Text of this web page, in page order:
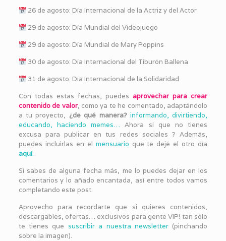
26 de agosto: Día Internacional de la Actriz y del Actor
29 de agosto: Día Mundial del Videojuego
29 de agosto: Día Mundial de Mary Poppins
30 de agosto: Día Internacional del Tiburón Ballena
31 de agosto: Día Internacional de la Solidaridad
Con todas estas fechas, puedes aprovechar para crear
contenido de valor, como ya te he comentado, adaptándolo
a tu proyecto, ¿de qué manera? informando, divirtiendo,
educando, haciendo memes…Ahora sí que no tienes
excusa para publicar en tus redes sociales ? Además,
puedes incluirlas en el mensuario que te dejé el otro día
aquí.
Si sabes de alguna fecha más, me lo puedes dejar en los
comentarios y lo añado encantada, así entre todos vamos
completando este post.
Aprovecho para recordarte que si quieres contenidos,
descargables, ofertas… exclusivos para gente VIP! tan sólo
te tienes que suscribir a nuestra newsletter (pinchando
sobre la imagen).